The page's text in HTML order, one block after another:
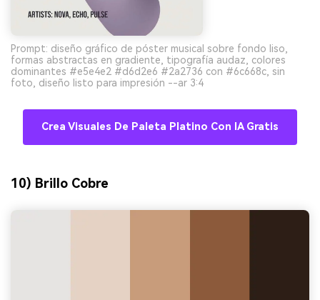
Prompt: diseño gráfico de póster musical sobre fondo liso,
formas abstractas en gradiente, tipografía audaz, colores
dominantes #e5e4e2 #d6d2e6 #2a2736 con #6c668c, sin
foto, diseño listo para impresión --ar 3:4
Crea Visuales De Paleta Platino Con IA Gratis
10) Brillo Cobre